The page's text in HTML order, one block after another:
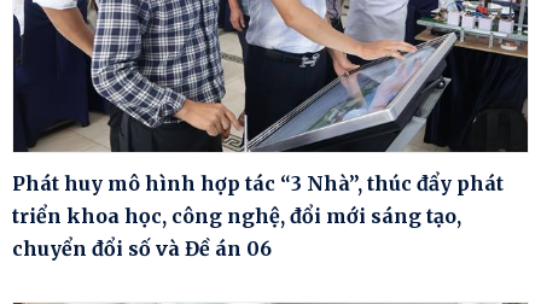
Phát huy mô hình hợp tác “3 Nhà”, thúc đẩy phát
triển khoa học, công nghệ, đổi mới sáng tạo,
chuyển đổi số và Đề án 06